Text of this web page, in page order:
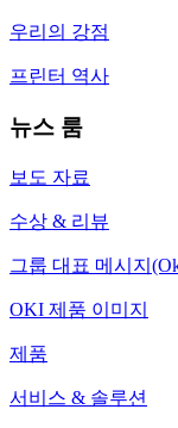
우리의 강점
프린터 역사
뉴스 룸
보도 자료
수상 & 리뷰
그룹 대표 메시지
OKI 제품 이미지
제품
서비스 & 솔루션